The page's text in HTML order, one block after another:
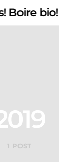
Boire bio!
1 POST